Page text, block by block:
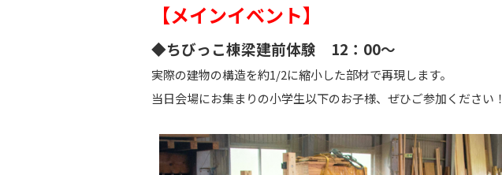
【メインイベント】
◆ちびっこ棟梁建前体験 12：00～
実際の建物の構造を約1/2に縮小した部材で再現します。
当日会場にお集まりの小学生以下のお子様、ぜひご参加ください！